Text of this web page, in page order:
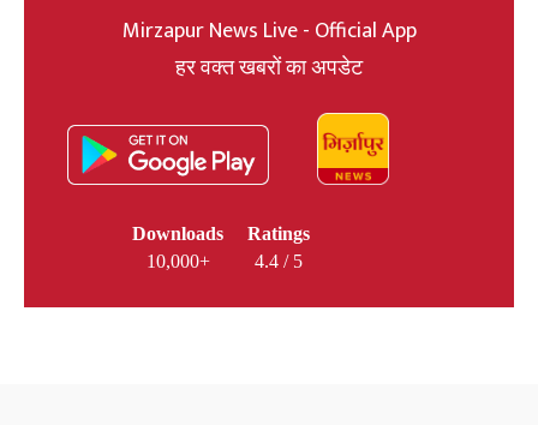
Mirzapur News Live - Official App
हर वक्त खबरों का अपडेट
Downloads
10,000+
Ratings
4.4 / 5